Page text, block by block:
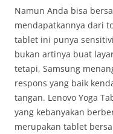
Namun Anda bisa
mendapatkannya dari
tablet ini punya
bukan artinya buat
tetapi, Samsung
respons yang baik
tangan. Lenovo Yoga
yang kebanyakan
merupakan tablet